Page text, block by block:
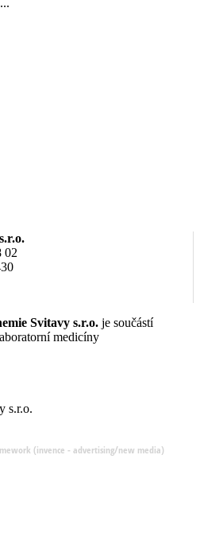
02
Svitavy s.r.o. je součástí
medicíny
s.r.o.
(invence - advertising/new media)